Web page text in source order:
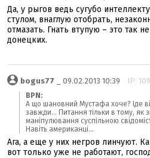
Да, у рыгов ведь сугубо
стулом, внаглую отобрать,
отмазать. Гнать втупую – это так
донецких.
bogus77 _ 09.02.2013 10:39 IP:
BPN:
А що шановний Мустафа хоче? Іде
завжди... Питання тільки в тому, як
маніпулювання суспільною
Навіть американці...
Ага, а еще у них негров линчуют.
вот только уже не работают,